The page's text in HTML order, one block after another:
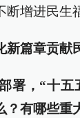
增进民生
新篇章贡献
署，“十五
？有哪些重